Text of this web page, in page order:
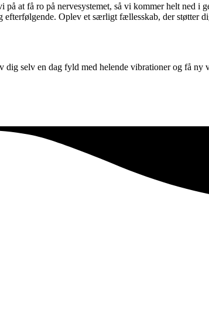
at få ro på nervesystemet, så vi kommer helt ned i
Oplev et særligt fællesskab, der støtter
selv en dag fyld med helende vibrationer og få ny